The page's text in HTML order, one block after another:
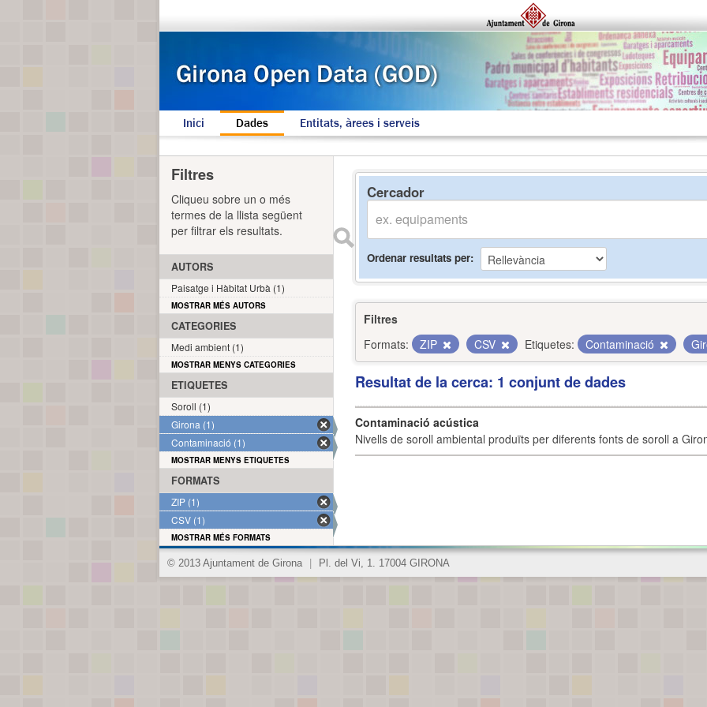
Inici Dades Entitats, àrees i serveis
Cercador
Ordenar resultats per
Filtres
Formats:
ZIP CSV Etiquetes: Contaminació
Resultat de la cerca: 1 conjunt de dades
Contaminació acústica
Nivells de soroll ambiental produïts per diferents fonts de soroll a
Filtres
Cliqueu sobre un o més
termes de la llista següent
per filtrar els resultats.
AUTORS
Paisatge i Hàbitat Urbà (1)
MOSTRAR MÉS AUTORS
CATEGORIES
Medi ambient (1)
MOSTRAR MENYS CATEGORIES
ETIQUETES
Soroll (1)
Girona (1)
Contaminació (1)
MOSTRAR MENYS ETIQUETES
FORMATS
ZIP (1)
CSV (1)
MOSTRAR MÉS FORMATS
© 2013 Ajuntament de Girona Pl. del Vi, 1. 17004 GIRONA